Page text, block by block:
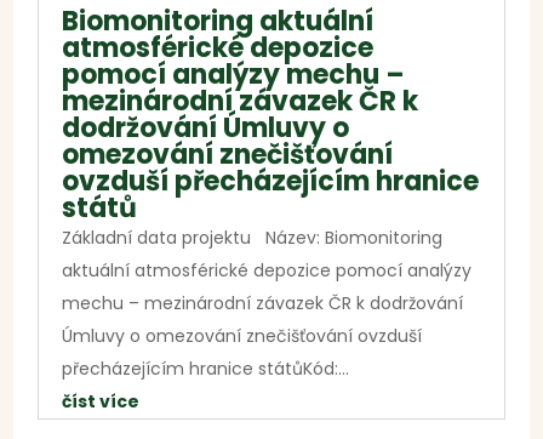
Biomonitoring aktuální
atmosférické depozice
pomocí analýzy mechu –
mezinárodní závazek ČR k
dodržování Úmluvy o
omezování znečišťování
ovzduší přecházejícím hranice
států
Základní data projektu Název: Biomonitoring
aktuální atmosférické depozice pomocí analýzy
mechu – mezinárodní závazek ČR k dodržování
Úmluvy o omezování znečišťování ovzduší
přecházejícím hranice státůKód:...
číst více